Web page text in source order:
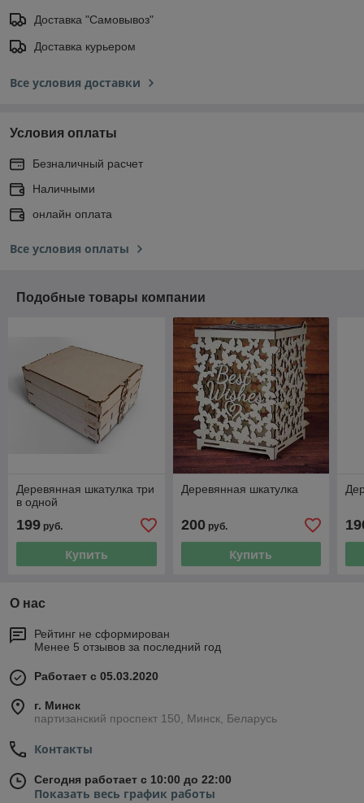
Доставка "Самовывоз"
Доставка курьером
Все условия доставки
Условия оплаты
Безналичный расчет
Наличными
онлайн оплата
Все условия оплаты
Подобные товары компании
Деревянная шкатулка три
в одной
199 руб.
Купить
Деревянная шкатулка
200руб.
Купить
О нас
Рейтинг не сформирован
Менее 5 отзывов за последний год
Работает с 05.03.2020
г. Минск
партизанский проспект 150, Минск, Беларусь
Контакты
Сегодня работает с 10:00 до 22:00
Показать весь график работы